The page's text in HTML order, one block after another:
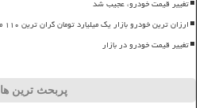
تغییر قیمت خودرو، عجیب شد
ارزان ترین خودرو بازار یک میلیارد تومان گران ترین ۱۱۰ میلیارد تومان
تغییر قیمت خودرو در بازار
پربحث ترین ها